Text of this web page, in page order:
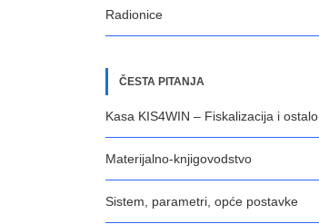
Radionice
ČESTA PITANJA
Kasa KIS4WIN – Fiskalizacija i ostalo
Materijalno-knjigovodstvo
Sistem, parametri, opće postavke